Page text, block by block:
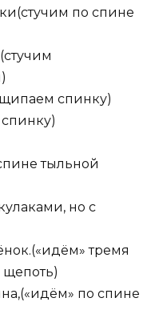
по спине
спинку)
тыльной
но с
тремя
по спине